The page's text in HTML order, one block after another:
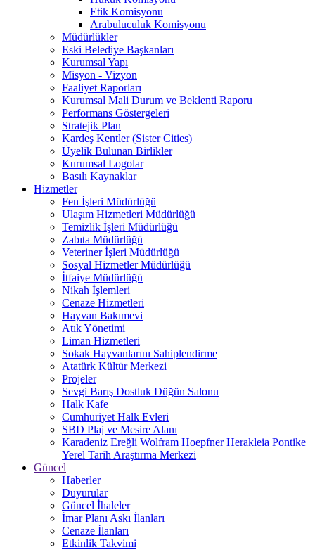
Etik Komisyonu
Arabuluculuk Komisyonu
Müdürlükler
Eski Belediye Başkanları
Kurumsal Yapı
Misyon - Vizyon
Faaliyet Raporları
Kurumsal Mali Durum ve Beklenti Raporu
Performans Göstergeleri
Stratejik Plan
Kardeş Kentler (Sister Cities)
Üyelik Bulunan Birlikler
Kurumsal Logolar
Basılı Kaynaklar
Hizmetler
Fen İşleri Müdürlüğü
Ulaşım Hizmetleri Müdürlüğü
Temizlik İşleri Müdürlüğü
Zabıta Müdürlüğü
Veteriner İşleri Müdürlüğü
Sosyal Hizmetler Müdürlüğü
İtfaiye Müdürlüğü
Nikah İşlemleri
Cenaze Hizmetleri
Hayvan Bakımevi
Atık Yönetimi
Liman Hizmetleri
Sokak Hayvanlarını Sahiplendirme
Atatürk Kültür Merkezi
Projeler
Sevgi Barış Dostluk Düğün Salonu
Halk Kafe
Cumhuriyet Halk Evleri
SBD Plaj ve Mesire Alanı
Karadeniz Ereğli Wolfram Hoepfner Herakleia Pontike
Yerel Tarih Araştırma Merkezi
Güncel
Haberler
Duyurular
Güncel İhaleler
İmar Planı Askı İlanları
Cenaze İlanları
Etkinlik Takvimi